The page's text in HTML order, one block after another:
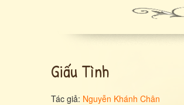
Giấu Tình
Tác giả: Nguyễn Khánh Chân